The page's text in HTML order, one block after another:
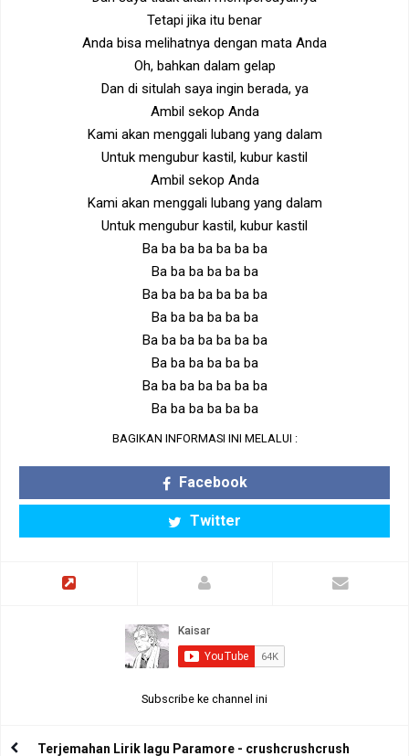
Tetapi jika itu benar
Anda bisa melihatnya dengan mata Anda
Oh, bahkan dalam gelap
Dan di situlah saya ingin berada, ya
Ambil sekop Anda
Kami akan menggali lubang yang dalam
Untuk mengubur kastil, kubur kastil
Ambil sekop Anda
Kami akan menggali lubang yang dalam
Untuk mengubur kastil, kubur kastil
Ba ba ba ba ba ba ba
Ba ba ba ba ba ba
Ba ba ba ba ba ba ba
Ba ba ba ba ba ba
Ba ba ba ba ba ba ba
Ba ba ba ba ba ba
Ba ba ba ba ba ba ba
Ba ba ba ba ba ba
BAGIKAN INFORMASI INI MELALUI :
Facebook
Twitter
Subscribe ke channel ini
Terjemahan Lirik lagu Paramore - crushcrushcrush